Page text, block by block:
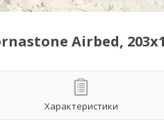
Airbed,
Характеристики